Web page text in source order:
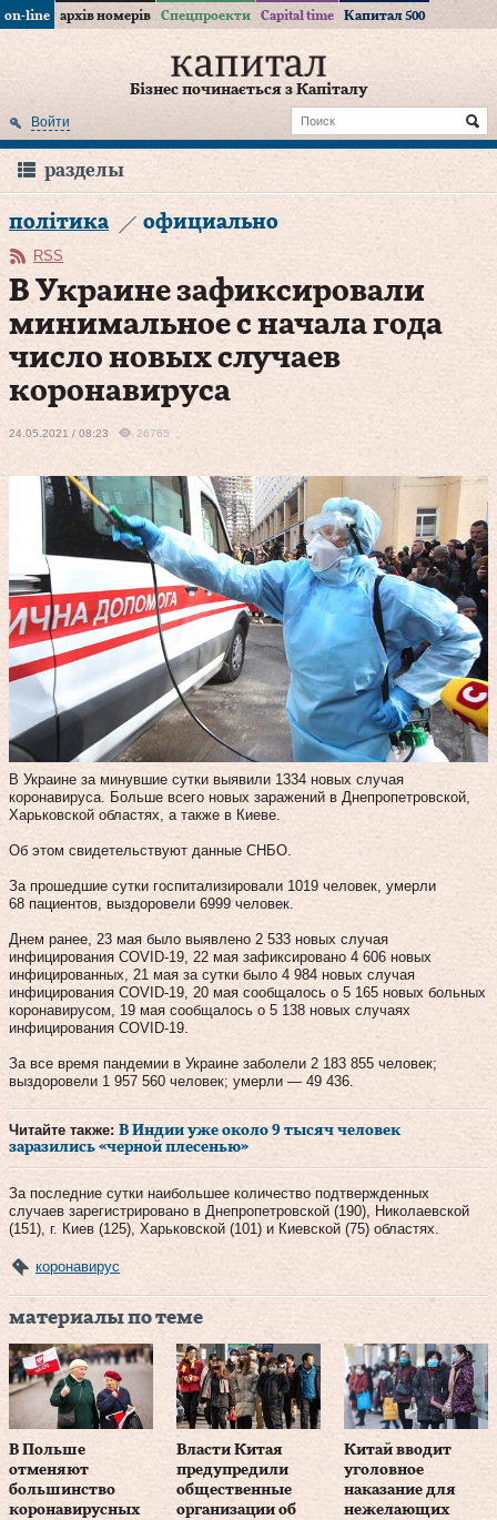
on-line архів номерів Спецпроекти Capital time Капитал 500
Бізнес починається з Капіталу
Войти
разделы
політика официально
RSS
В Украине зафиксировали
минимальное с начала года
число новых случаев
коронавируса
24.05.2021 / 08:23 26765
В Украине за минувшие сутки выявили 1334 новых случая
коронавируса. Больше всего новых заражений в Днепропетровской,
Харьковской областях, а также в Киеве.
Об этом свидетельствуют данные СНБО.
За прошедшие сутки госпитализировали 1019 человек, умерли
68 пациентов, выздоровели 6999 человек.
Днем ранее, 23 мая было выявлено 2 533 новых случая
инфицирования COVID-19, 22 мая зафиксировано 4 606 новых
инфицированных, 21 мая за сутки было 4 984 новых случая
инфицирования COVID-19, 20 мая сообщалось о 5 165 новых больных
коронавирусом, 19 мая сообщалось о 5 138 новых случаях
инфицирования COVID-19.
За все время пандемии в Украине заболели 2 183 855 человек;
выздоровели 1 957 560 человек; умерли — 49 436.
Читайте также: В Индии уже около 9 тысяч человек
заразились «черной плесенью»
За последние сутки наибольшее количество подтвержденных
случаев зарегистрировано в Днепропетровской (190), Николаевской
(151), г. Киев (125), Харьковской (101) и Киевской (75) областях.
коронавирус
материалы по теме
В Польше
отменяют
большинство
коронавирусных
Власти Китая
предупредили
общественные
организации об
Китай вводит
уголовное
наказание для
нежелающих